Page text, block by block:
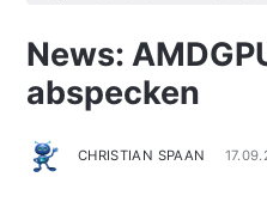
News:
abspecken
CHRISTIAN SPAAN